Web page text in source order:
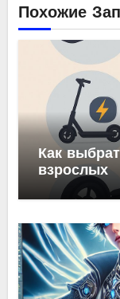
Похожие
Как
взрослых